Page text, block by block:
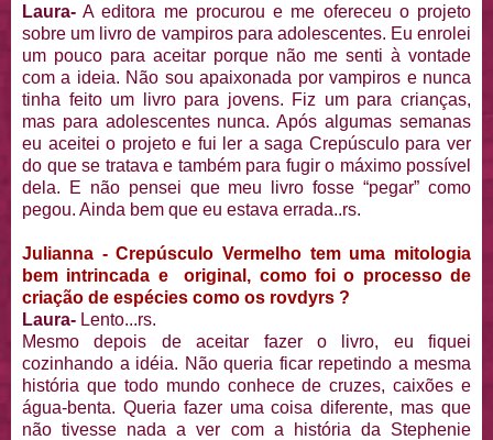
Laura- A editora me procurou e me ofereceu o projeto
sobre um livro de vampiros para adolescentes. Eu enrolei
um pouco para aceitar porque não me senti à vontade
com a ideia. Não sou apaixonada por vampiros e nunca
tinha feito um livro para jovens. Fiz um para crianças,
mas para adolescentes nunca. Após algumas semanas
eu aceitei o projeto e fui ler a saga Crepúsculo para ver
do que se tratava e também para fugir o máximo possível
dela. E não pensei que meu livro fosse “pegar” como
pegou. Ainda bem que eu estava errada..rs.
Julianna - Crepúsculo Vermelho tem uma mitologia
bem intrincada e original, como foi o processo de
criação de espécies como os rovdyrs ?
Laura- Lento...rs.
Mesmo depois de aceitar fazer o livro, eu fiquei
cozinhando a idéia. Não queria ficar repetindo a mesma
história que todo mundo conhece de cruzes, caixões e
água-benta. Queria fazer uma coisa diferente, mas que
não tivesse nada a ver com a história da Stephenie